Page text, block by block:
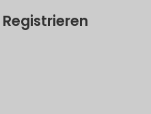
Registrieren